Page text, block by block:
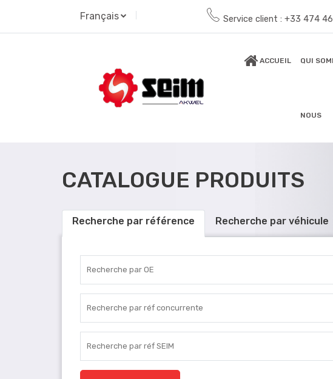
Français Service client :+33 474
ACCUEIL QUI
NOUS
CATALOGUE PRODUITS
Recherche par référence Recherche par véhicule